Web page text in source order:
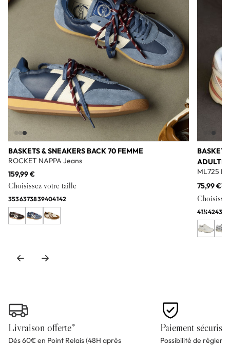
BASKETS & SNEAKERS BACK 70 FEMME
ROCKET NAPPA Jeans
159,99 €
Choisissez votre taille
3536373839404142
ADULTE
ML725
75,99 €
41½4243
Livraison offerte*
Dès 60€ en Point Relais (48H après
Paiement sécurisé
Possibilité de